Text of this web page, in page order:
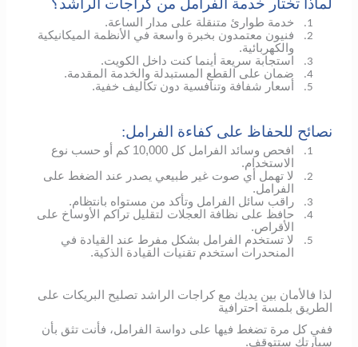
لماذا تختار خدمة الفرامل من كراجات الراشد؟
1. خدمة طوارئ متنقلة على مدار الساعة.
2.
فنيون معتمدون بخبرة واسعة في الأنظمة الميكانيكية
والكهربائية.
3. استجابة سريعة أينما كنت داخل الكويت.
4. ضمان على القطع المستبدلة والخدمة المقدمة.
5. أسعار شفافة وتنافسية دون تكاليف خفية.
نصائح للحفاظ على كفاءة الفرامل:
1.
افحص وسائد الفرامل كل 10,000 كم أو حسب نوع
الاستخدام.
2.
لا تهمل أي صوت غير طبيعي يصدر عند الضغط على
الفرامل.
3. راقب سائل الفرامل وتأكد من مستواه بانتظام.
4.
حافظ على نظافة العجلات لتقليل تراكم الأوساخ على
الأقراص.
5.
لا تستخدم الفرامل بشكل مفرط عند القيادة في
المنحدرات استخدم تقنيات القيادة الذكية.
لذا فالأمان بين يديك مع كراجات الراشد تصليح البريكات على
الطريق بلمسة احترافية
ففي كل مرة تضغط فيها على دواسة الفرامل، فأنت تثق بأن
سيارتك ستتوقف.